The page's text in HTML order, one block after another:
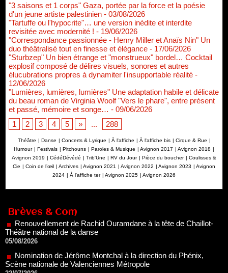
"3 saisons et 1 corps" Gaza, portée par la force et la poésie
d'un jeune artiste palestinien - 03/08/2026
"Tartuffe ou l'hypocrite"… une version inédite et interdite
revisitée avec modernité ! - 19/06/2026
"Correspondance passionnée - Henry Miller et Anaïs Nin" Un
duo théâtralisé tout en finesse et élégance - 17/06/2026
"Sturbzep" Un bien étrange et "monstrueux" bordel… Cocktail
explosif composé de délires visuels, sonores et autres
élucubrations propres à dynamiter l'insupportable réalité -
12/06/2026
"Lumières, lumières, lumières" Une adaptation habile et délicate
du beau roman de Virginia Woolf "Vers le phare", entre présent
et passé, mémoire et songe… - 09/06/2026
1
2 3 4 5 » ... 288
Théâtre | Danse | Concerts & Lyrique | À l'affiche | À l'affiche bis | Cirque & Rue |
Humour | Festivals | Pitchouns | Paroles & Musique | Avignon 2017 | Avignon 2018 |
Avignon 2019 | CédéDévédé | Trib'Une | RV du Jour | Pièce du boucher | Coulisses &
Cie | Coin de l’œil | Archives | Avignon 2021 | Avignon 2022 | Avignon 2023 | Avignon
2024 | À l'affiche ter | Avignon 2025 | Avignon 2026
Brèves & Com
Nomination de Jérôme Montchal à la direction du Phénix,
Scène nationale de Valenciennes Métropole
22/07/2026
Nomination de Servane Ducorps et Mikaël Serre à la direction
de la Comédie de Colmar - Centre Dramatique National Grand
Est Alsace